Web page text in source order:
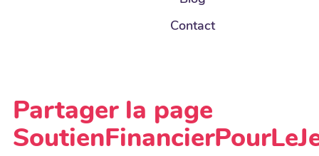
Contact
Partager la page